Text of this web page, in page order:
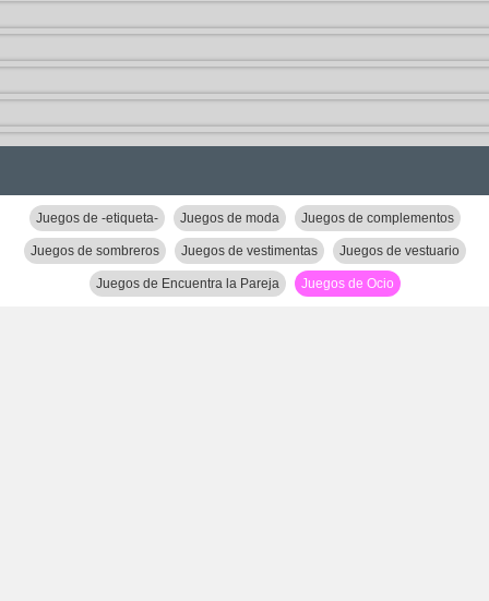
Juegos de -etiqueta- Juegos de moda Juegos de complementos
Juegos de sombreros Juegos de vestimentas Juegos de vestuario
Juegos de Encuentra la Pareja Juegos de Ocio